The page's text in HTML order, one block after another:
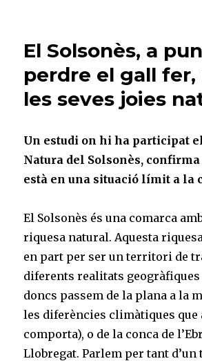
El Solsonès, a
perdre el gall fer,
les seves joies
Un estudi on hi ha participat
Natura del Solsonès, confirma
està en una situació límit a la
El Solsonès és una comarca
riquesa natural. Aquesta
en part per ser un territori de
diferents realitats geogràfiques
doncs passem de la plana a la
les diferències climàtiques que
comporta), o de la conca de
Llobregat. Parlem per tant